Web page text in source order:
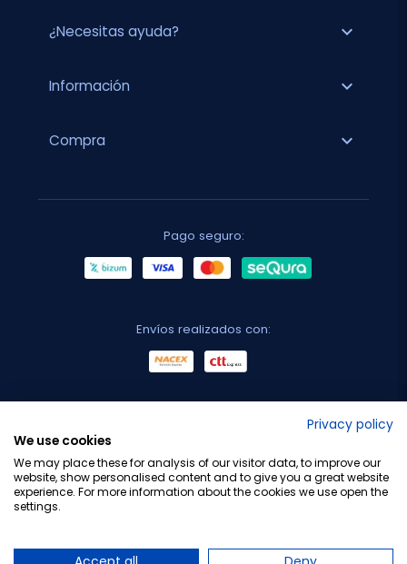
¿Necesitas ayuda? expand_more
Información expand_more
Compra expand_more
Pago seguro:
Envíos realizados con:
Privacy policy
We use cookies
We may place these for analysis of our visitor data, to improve our
website, show personalised content and to give you a great website
experience. For more information about the cookies we use open the
settings.